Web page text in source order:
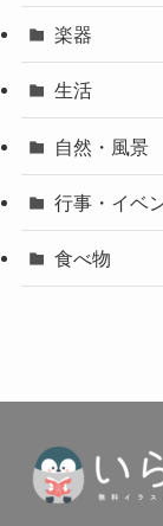
楽器
生活
自然・風景
行事・イベ
食べ物